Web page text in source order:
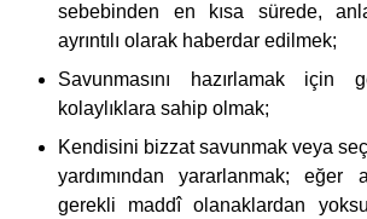
sebebinden en kısa sürede,
ayrıntılı olarak haberdar edilmek;
Savunmasını hazırlamak için
kolaylıklara sahip olmak;
Kendisini bizzat savunmak veya
yardımından yararlanmak; eğer
gerekli maddî olanaklardan